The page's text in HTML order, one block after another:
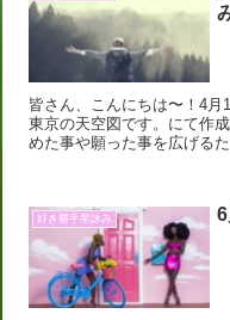
皆さん、こんにちは〜！4月
東京の天空図です。にて作
めた事や願った事を広げる
好き勝手星詠み